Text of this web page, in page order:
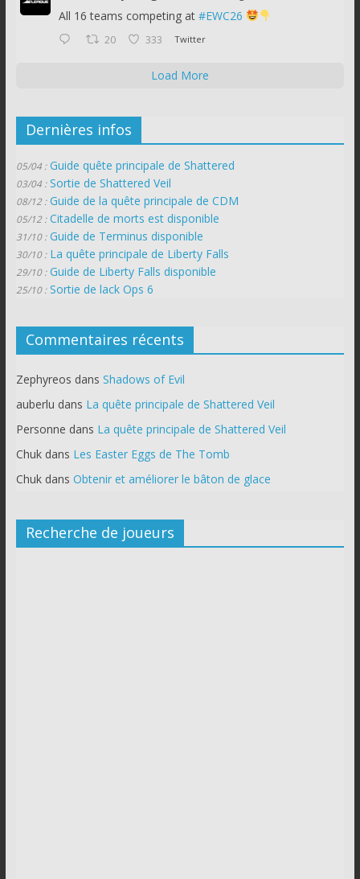
All 16 teams competing at #EWC26
20 333 Twitter
Load More
Dernières infos
05/04 : Guide quête principale de Shattered
03/04 : Sortie de Shattered Veil
08/12 : Guide de la quête principale de CDM
05/12 : Citadelle de morts est disponible
31/10 : Guide de Terminus disponible
30/10 : La quête principale de Liberty Falls
29/10 : Guide de Liberty Falls disponible
25/10 : Sortie de lack Ops 6
Commentaires récents
Zephyreos dans Shadows of Evil
auberlu dans La quête principale de Shattered Veil
Personne dans La quête principale de Shattered Veil
Chukdans Les Easter Eggs de The Tomb
Chukdans Obtenir et améliorer le bâton de glace
Recherche de joueurs